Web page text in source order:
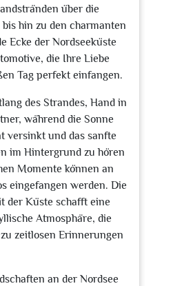
über die
hin zu den charmanten
Ecke der Nordseeküste
die Ihre Liebe
Tag perfekt einfangen.
des Strandes, Hand in
während die Sonne
versinkt und das sanfte
im Hintergrund zu hören
Momente können an
eingefangen werden. Die
der Küste schafft eine
Atmosphäre, die
zeitlosen Erinnerungen
an der Nordsee